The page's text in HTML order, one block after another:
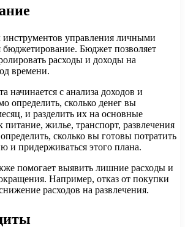
управления личными
бюджетирование. Бюджет позволяет
расходы и доходы на
времени.
начинается с анализа доходов и
определить, сколько денег вы
и разделить их на основные
питание, жилье, транспорт, развлечения
сколько вы готовы потратить
и придерживаться этого плана.
помогает выявить лишние расходы и
Например, отказ от покупки
расходов на развлечения.